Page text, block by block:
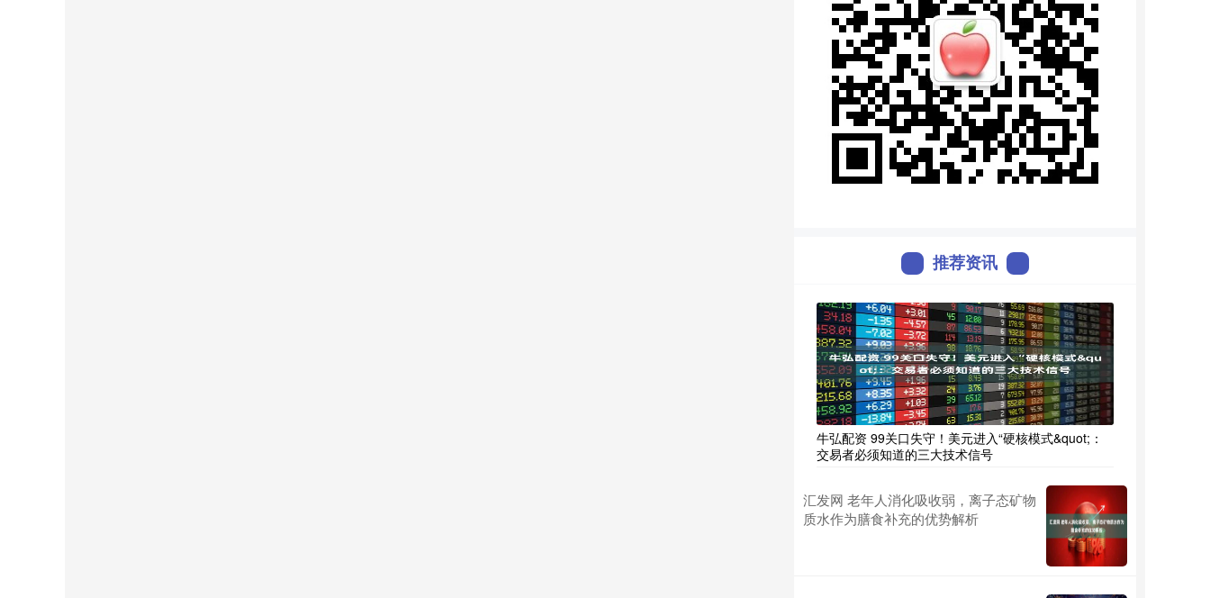
推荐资讯
牛弘配资 99关口失守！美元进入“硬核模式&quot;：
交易者必须知道的三大技术信号
汇发网 老年人消化吸收弱，离子态矿物
质水作为膳食补充的优势解析